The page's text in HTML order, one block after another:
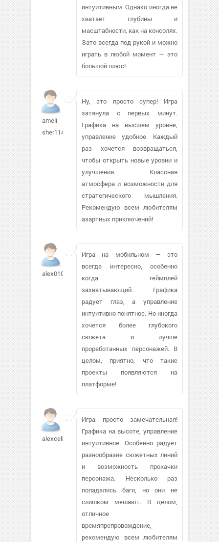
интуитивным. Однако иногда не
хватает глубины и
масштабности, как на консолях.
Зато всегда под рукой и можно
играть в любой момент — это
большой плюс!
ameli-
sher114
Ну, это просто супер! Игра
затянула с первых минут.
Графика на высшем уровне,
управление удобное. Каждый
раз хочется возвращаться,
чтобы открыть новые уровни и
улучшения. Классная
атмосфера и возможности для
стратегического мышления.
Рекомендую всем любителям
азартных приключений!
alex010594206
Игра на мобильном — это
всегда интересно, особенно
когда геймплей
захватывающий. Графика
радует глаз, а управление
интуитивно понятное. Но иногда
хочется более глубокого
сюжета и лучше
проработанных персонажей. В
целом, приятно, что такие
проекты появляются на
платформе!
alexcelica
Игра просто замечательная!
Графика на высоте, управление
интуитивное. Особенно радует
разнообразие сюжетных линий
и возможность прокачки
персонажа. Несколько раз
попадались баги, но они не
слишком мешают. В целом,
отличное
времяпрепровождение,
рекомендую всем любителям